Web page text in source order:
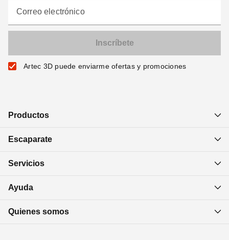
Correo electrónico
Artec 3D puede enviarme ofertas y promociones
Productos
Escaparate
Servicios
Ayuda
Quienes somos